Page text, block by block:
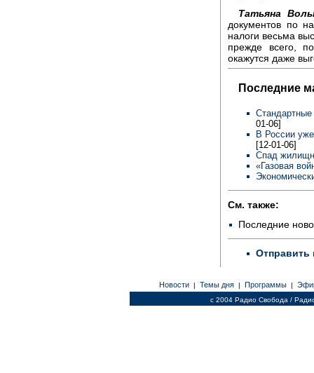
Татьяна
документов по
налоги весьма
прежде всего,
окажутся даже
Последние
01-06]
В России
[12-01-06]
Спад
«Газовая
См. также:
Последние
Отправить
Новости | Темы дня | Программы |
c 2004 Радио Свобода /